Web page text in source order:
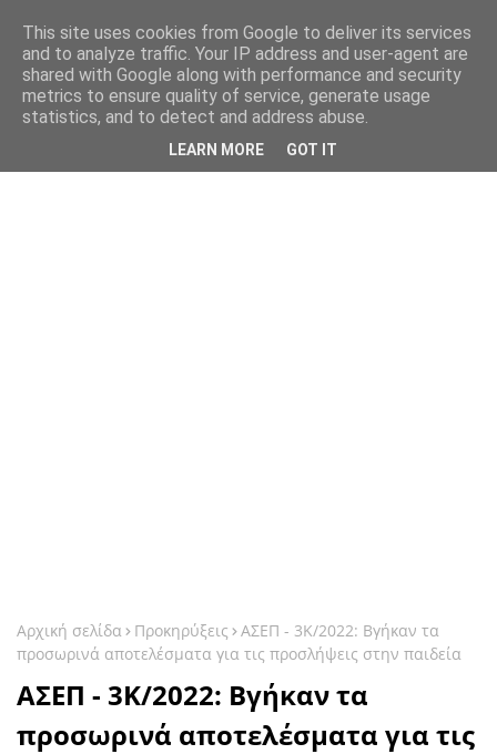
Αρχική σελίδα Προκηρύξεις
ΑΣΕΠ - 3Κ/2022: Βγήκαν τα
προσωρινά αποτελέσματα για τις προσλήψεις στην παιδεία
ΑΣΕΠ - 3Κ/2022: Βγήκαν τα
προσωρινά αποτελέσματα για τις
This site uses cookies from Google to deliver its services
and to analyze traffic. Your IP address and user-agent are
shared with Google along with performance and security
metrics to ensure quality of service, generate usage
statistics, and to detect and address abuse.
LEARN MORE GOT IT